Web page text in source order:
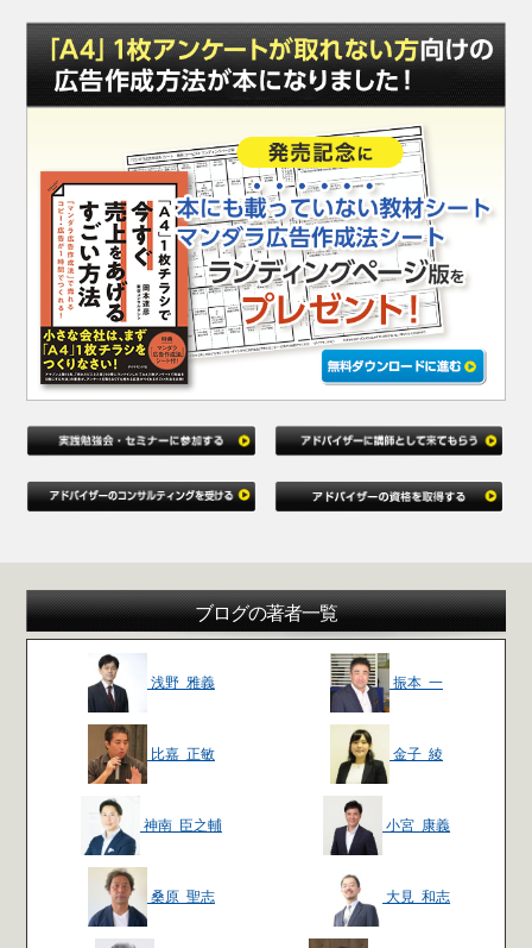
ブログの著者一覧
浅野 雅義 振本 一
比嘉 正敏 金子 綾
神南 臣之輔 小宮 康義
桑原 聖志 大見 和志